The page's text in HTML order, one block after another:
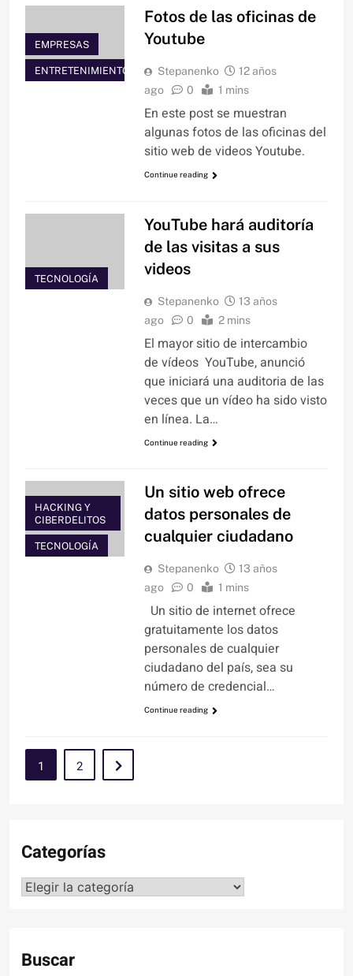
EMPRESAS
ENTRETENIMIENTO
Fotos de las oficinas de
Youtube
Stepanenko
12 años
ago
0 1 mins
En este post se muestran
algunas fotos de las oficinas del
sitio web de videos Youtube.
Continue reading
TECNOLOGÍA
YouTube hará auditoría
de las visitas a sus
videos
Stepanenko
13 años
ago
0 2 mins
El mayor sitio de intercambio
de vídeos YouTube, anunció
que iniciará una auditoria de las
veces que un vídeo ha sido visto
en línea. La…
Continue reading
HACKING Y
CIBERDELITOS
TECNOLOGÍA
Un sitio web ofrece
datos personales de
cualquier ciudadano
Stepanenko
13 años
ago
0 1 mins
Un sitio de internet ofrece
gratuitamente los datos
personales de cualquier
ciudadano del país, sea su
número de credencial…
Continue reading
1 2
Categorías
Categorías
Buscar